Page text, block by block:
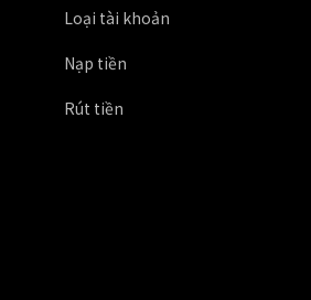
Loại tài khoản
Nạp tiền
Rút tiền